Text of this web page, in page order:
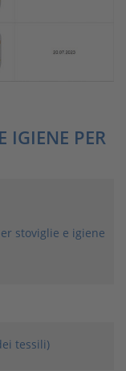
IGIENE PER
stoviglie e igiene
tessili)